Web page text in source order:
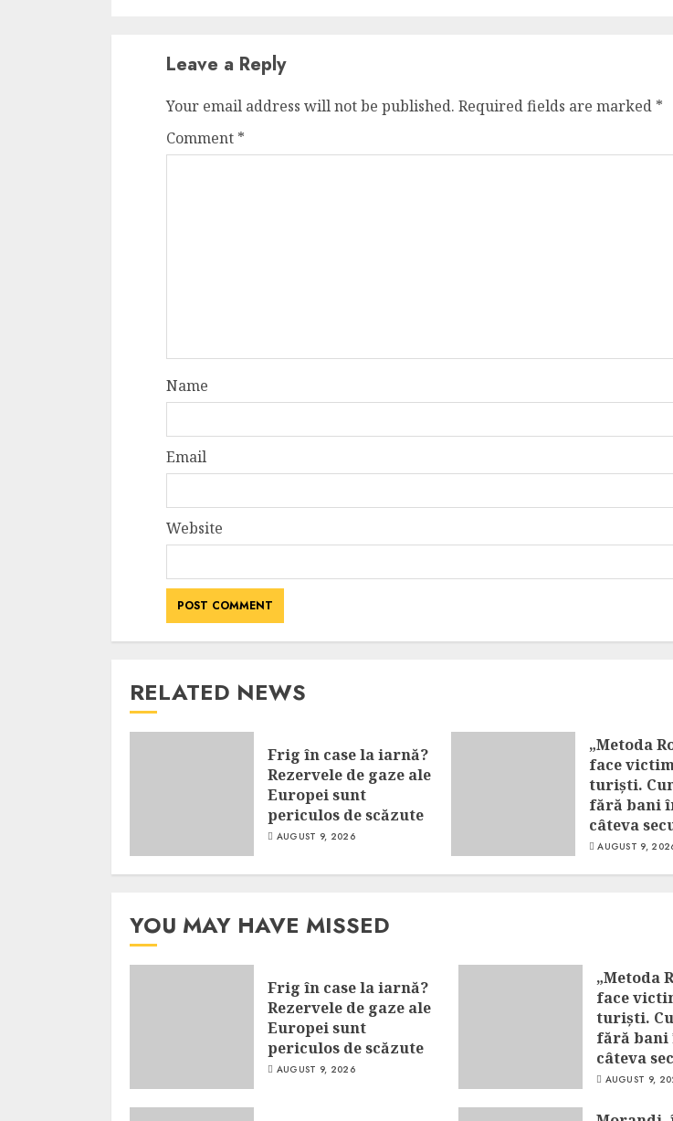
Leave a Reply
Your email address will not be published. Required fields are marked *
Comment *
Name
Email
Website
RELATED NEWS
Frig în case la iarnă?
Rezervele de gaze ale
Europei sunt
periculos de scăzute
AUGUST 9, 2026
„Metoda
face
turiști.
fără bani
câteva
AUGUST 9,
YOU MAY HAVE MISSED
Frig în case la iarnă?
Rezervele de gaze ale
Europei sunt
periculos de scăzute
AUGUST 9, 2026
„Metoda
face
turiști.
fără bani
câteva
AUGUST 9,